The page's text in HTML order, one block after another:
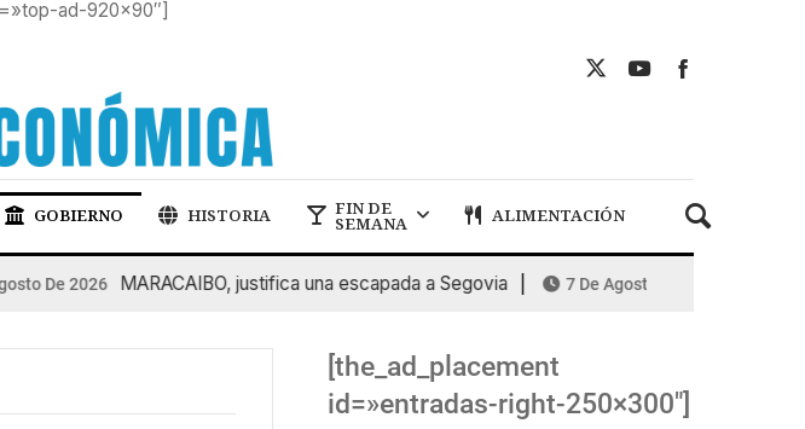
ad-920×90″]
GOBIERNO HISTORIA FIN DE
SEMANA ALIMENTACIÓN
De 2026 MARACAIBO, justifica una escapada a Segovia 7 De Agosto De 2026
[the_ad_placement
id=»entradas-right-250×300″]